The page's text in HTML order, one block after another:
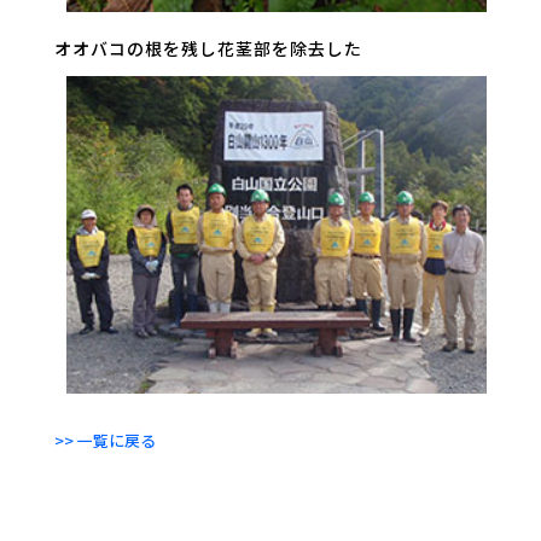
オオバコの根を残し花茎部を除去した
>> 一覧に戻る